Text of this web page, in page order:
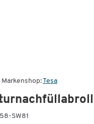
Markenshop:Tesa
SW81